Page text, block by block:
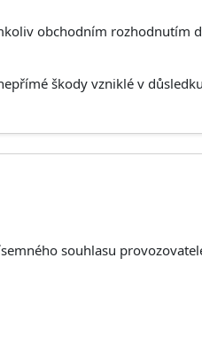
obchodním rozhodnutím
škody vzniklé v
souhlasu